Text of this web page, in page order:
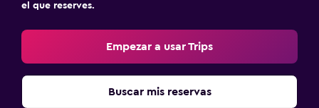
el que reserves.
Empezar a usar Trips
Buscar mis reservas